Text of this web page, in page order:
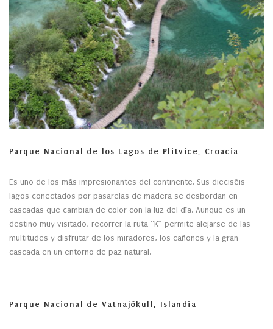
Parque Nacional de los Lagos de Plitvice, Croacia
Es uno de los más impresionantes del continente. Sus dieciséis
lagos conectados por pasarelas de madera se desbordan en
cascadas que cambian de color con la luz del día. Aunque es un
destino muy visitado, recorrer la ruta “K” permite alejarse de las
multitudes y disfrutar de los miradores, los cañones y la gran
cascada en un entorno de paz natural.
Parque Nacional de Vatnajökull, Islandia